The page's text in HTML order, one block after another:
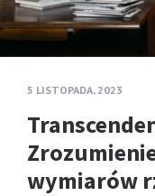
5 LISTOPADA, 2023
wymiarów